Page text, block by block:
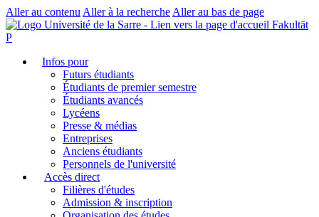
Aller au contenu Aller à la recherche Aller au bas de page
Fakultät
P
Infos pour
Futurs étudiants
Étudiants de premier semestre
Étudiants avancés
Lycéens
Presse & médias
Entreprises
Anciens étudiants
Personnels de l'université
Accès direct
Filières d'études
Admission & inscription